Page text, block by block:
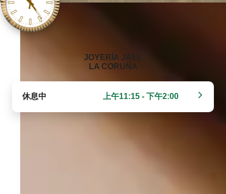
‭JOYERÍA JAEL
LA CORUÑA‬
休息中 上午11:15 - 下午2:00